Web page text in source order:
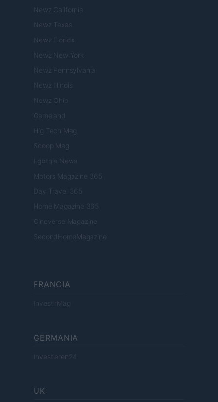
Newz California
Newz Texas
Newz Florida
Newz New York
Newz Pennsylvania
Newz Illinois
Newz Ohio
Gameland
Hig Tech Mag
Scoop Mag
Lgbtqia News
Motors Magazine 365
Day Travel 365
Home Magazine 365
Cineverse Magazine
SecondHomeMagazine
FRANCIA
InvestirMag
GERMANIA
Investieren24
UK